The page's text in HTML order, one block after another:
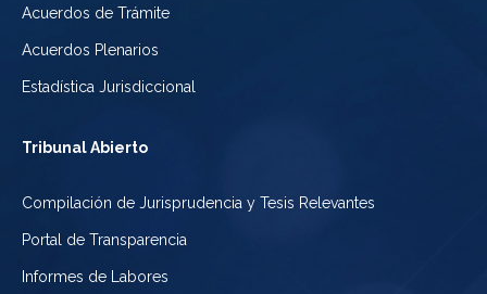
Acuerdos de Trámite
Acuerdos Plenarios
Estadística Jurisdiccional
Tribunal Abierto
Compilación de Jurisprudencia y Tesis Relevantes
Portal de Transparencia
Informes de Labores